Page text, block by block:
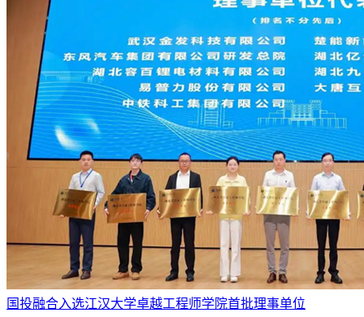
国投融合入选江汉大学卓越工程师学院首批理事单位